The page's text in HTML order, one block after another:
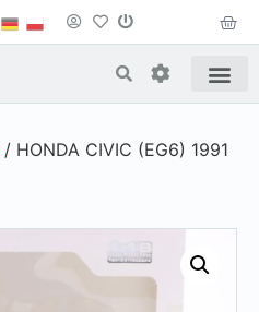
/ HONDA CIVIC (EG6) 1991